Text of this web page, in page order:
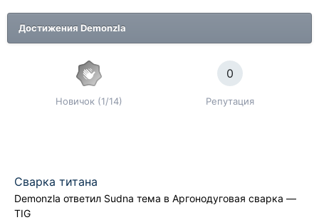
Достижения Demonzla
Новичок (1/14)
0
Репутация
Сварка титана
Demonzla ответил Sudna тема в Аргонодуговая сварка —
TIG